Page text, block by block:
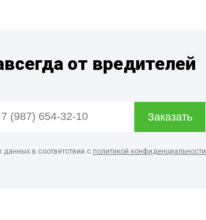
кондитерскогоот вредителей
в соответствии с политикой конфиденциальности